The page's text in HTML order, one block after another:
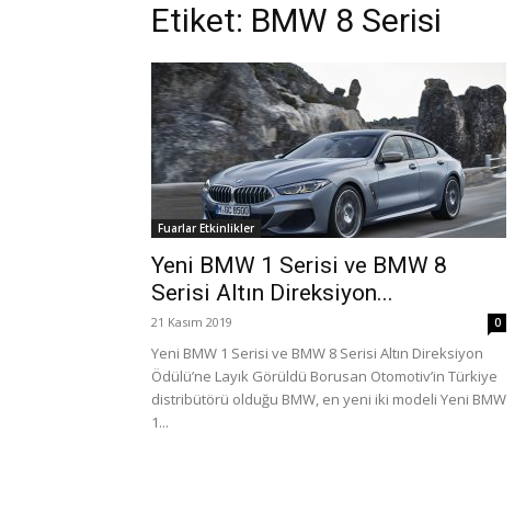
Etiket: BMW 8 Serisi
Fuarlar Etkinlikler
Yeni BMW 1 Serisi ve BMW 8
Serisi Altın Direksiyon...
21 Kasım 2019 0
Yeni BMW 1 Serisi ve BMW 8 Serisi Altın Direksiyon
Ödülü’ne Layık Görüldü Borusan Otomotiv’in Türkiye
distribütörü olduğu BMW, en yeni iki modeli Yeni BMW
1...